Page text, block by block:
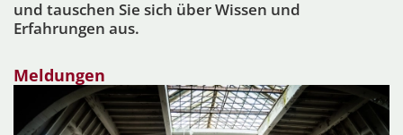
und tauschen Sie sich über Wissen und
Erfahrungen aus.
Meldungen